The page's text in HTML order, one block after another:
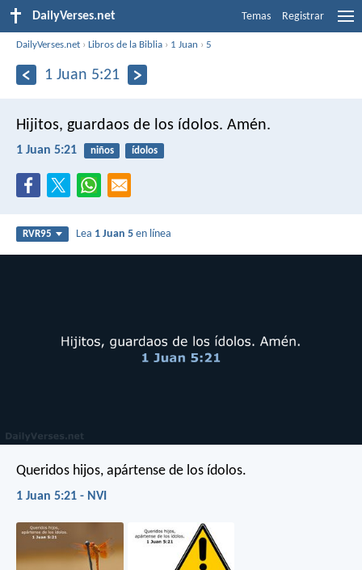
DailyVerses.net Temas Registrar
DailyVerses.net ›Libros de la Biblia › 1 Juan ›5
1 Juan 5:21
Hijitos, guardaos de los ídolos. Amén.
1 Juan 5:21 niños ídolos
RVR95 Lea 1 Juan 5 en línea
Queridos hijos, apártense de los ídolos.
1 Juan 5:21 - NVI